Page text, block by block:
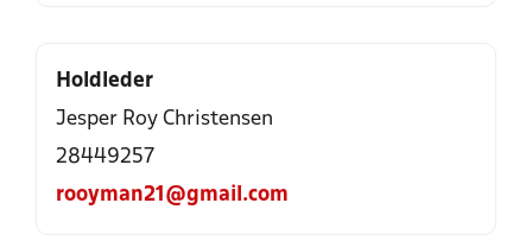
Holdleder
Jesper Roy Christensen
28449257
rooyman21@gmail.com